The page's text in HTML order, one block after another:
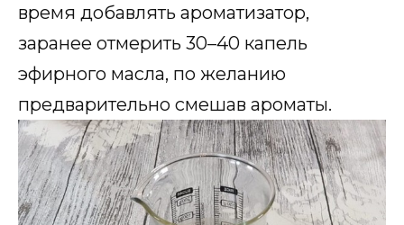
время добавлять ароматизатор,
заранее отмерить 30–40 капель
эфирного масла, по желанию
предварительно смешав ароматы.